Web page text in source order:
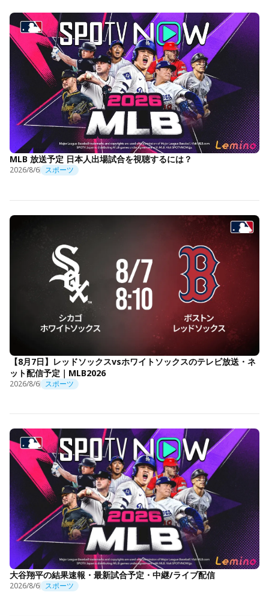
MLB 放送予定 日本人出場試合を視聴するには？
2026/8/6 スポーツ
【8月7日】レッドソックスvsホワイトソックスのテレビ放送・ネ
ット配信予定｜MLB2026
2026/8/6 スポーツ
大谷翔平の結果速報・最新試合予定・中継/ライブ配信
2026/8/6 スポーツ